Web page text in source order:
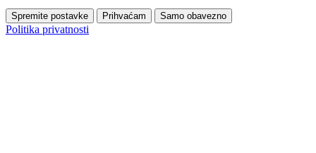
Spremite postavke Prihvaćam Samo obavezno
Politika privatnosti